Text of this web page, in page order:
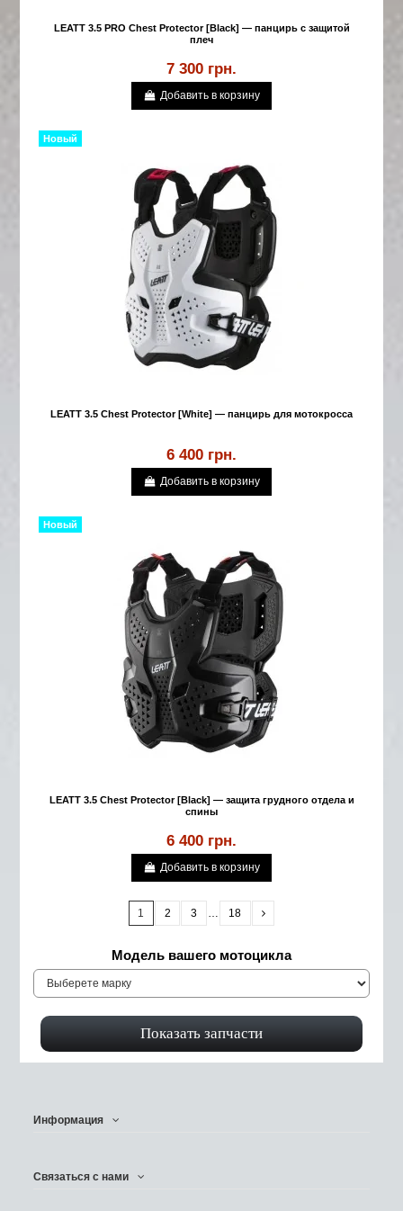
LEATT 3.5 PRO Chest Protector [Black] — панцирь с защитой
плеч
7 300 грн.
Добавить в корзину
Новый
LEATT 3.5 Chest Protector [White] — панцирь для мотокросса
6 400 грн.
Добавить в корзину
Новый
LEATT 3.5 Chest Protector [Black] — защита грудного отдела и
спины
6 400 грн.
Добавить в корзину
1 2 3 … 18
Модель вашего мотоцикла
Информация
Связаться с нами